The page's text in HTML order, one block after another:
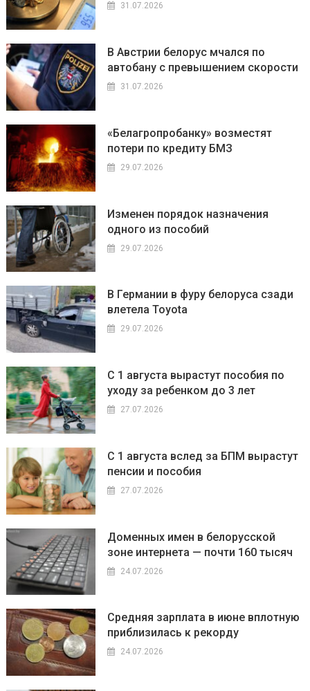
31.07.2026
В Австрии белорус мчался по
автобану с превышением скорости
31.07.2026
«Белагропробанку» возместят
потери по кредиту БМЗ
29.07.2026
Изменен порядок назначения
одного из пособий
29.07.2026
В Германии в фуру белоруса сзади
влетела Toyota
29.07.2026
С 1 августа вырастут пособия по
уходу за ребенком до 3 лет
27.07.2026
С 1 августа вслед за БПМ вырастут
пенсии и пособия
27.07.2026
Доменных имен в белорусской
зоне интернета — почти 160 тысяч
24.07.2026
Средняя зарплата в июне вплотную
приблизилась к рекорду
24.07.2026